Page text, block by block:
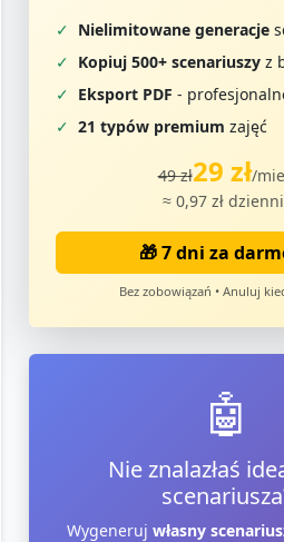
✓ Nielimitowane generacje
✓ Kopiuj 500+ scenariuszy z
✓ Eksport PDF -
✓ 21 typów premium zajęć
49 zł29 zł/
≈ 0,97 zł
🎁 7 dni za
Bez zobowiązań • Anuluj
🤖
Nie znalazłaś
Wygeneruj własny